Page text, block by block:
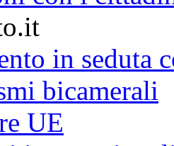
in seduta
bicamerali
UE